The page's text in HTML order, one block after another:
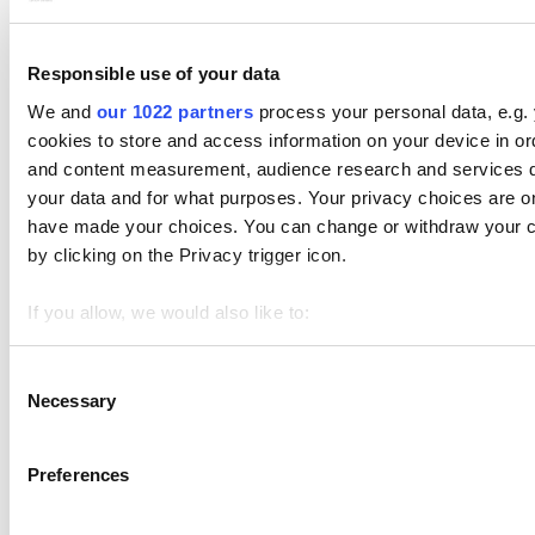
Responsible use of your data
We and our 1022 partners process your personal data,
cookies to store and access information on your device in
and content measurement, audience research and services
your data and for what purposes. Your privacy choices are
have made your choices. You can change or withdraw
by clicking on the Privacy trigger icon.
If you allow, we would also like to:
Collect information about your geographical location
Find out more about how your personal data is processed
We use cookies to personalize content and ads, to provide
Selection
Necessary
Preferences
θέματα
Ξεκινώντας
Πωλήσεις
Προιοντα
Προηγμένη Αποθήκη
Υπάλληλοι
Πελάτες
Ρυθμίσεις